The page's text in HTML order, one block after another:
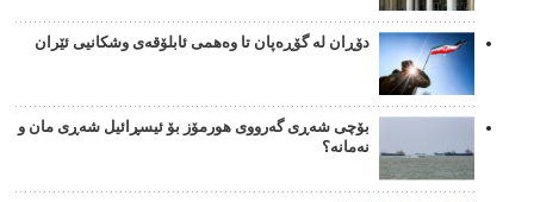
دۆڕان لە گۆڕەپان تا وەهمی ئابلۆقەی وشکانیی ئێران
بۆچی شەڕی گەرووی هورمۆز بۆ ئیسڕائیل شەڕی مان و
نەمانە؟